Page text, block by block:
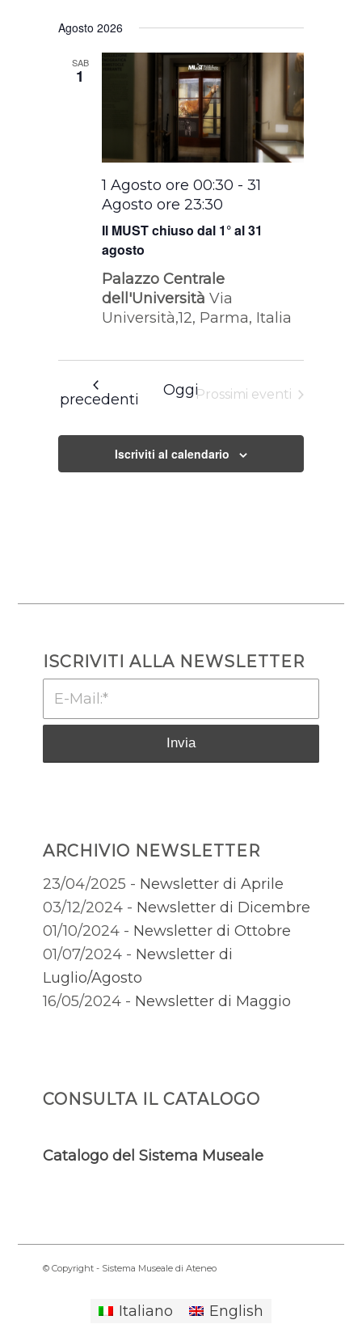
Agosto 2026
SAB
1
Il MUST chiuso dal 1° al 31
agosto
1 Agosto ore 00:30 -31
Agosto ore 23:30
Palazzo Centrale
dell'UniversitàVia
Università,12, Parma, Italia
Eventi
precedenti
OggiProssimi eventi
Iscriviti al calendario
ISCRIVITI ALLA NEWSLETTER
ARCHIVIO NEWSLETTER
23/04/2025 - Newsletter di Aprile
03/12/2024 - Newsletter di Dicembre
01/10/2024 - Newsletter di Ottobre
01/07/2024 - Newsletter di
Luglio/Agosto
16/05/2024 - Newsletter di Maggio
CONSULTA IL CATALOGO
Catalogo del Sistema Museale
© Copyright - Sistema Museale di Ateneo
Italiano English